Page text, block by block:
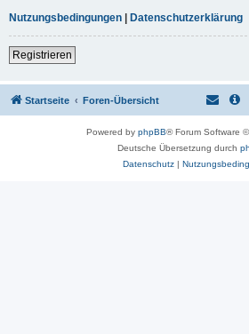
Nutzungsbedingungen | Datenschutzerklärung
Registrieren
Startseite Foren-Übersicht
Powered by phpBB® Forum Software
Deutsche Übersetzung durch
Datenschutz|